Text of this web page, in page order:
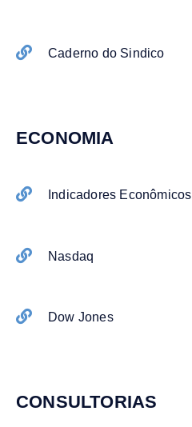
Caderno do Sindico
ECONOMIA
Indicadores Econômicos
Nasdaq
Dow Jones
CONSULTORIAS